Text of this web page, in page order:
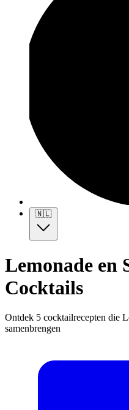
🇳🇱
Lemonade en
Cocktails
Ontdek 5 cocktailrecepten die
samenbrengen